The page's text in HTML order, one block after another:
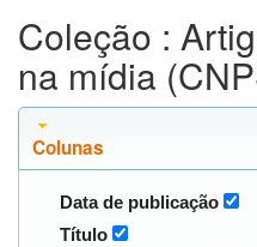
Coleção :
na mídia
Colunas
Data de publicação
Título